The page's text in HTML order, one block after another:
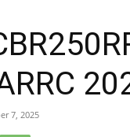
7, 2025